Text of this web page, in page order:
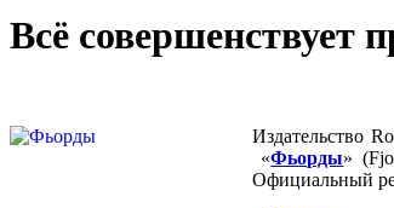
Всё совершенствует
Издательство
«Фьорды»
Официальный